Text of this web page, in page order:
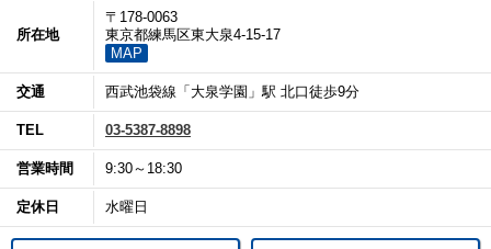
所在地
〒178-0063
東京都練馬区東大泉4-15-17
MAP
交通 西武池袋線「大泉学園」駅 北口徒歩9分
TEL 03-5387-8898
営業時間 9:30～18:30
定休日 水曜日